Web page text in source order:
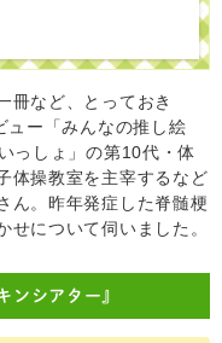
冊など、とっておき
ュー「みんなの推し絵
っしょ」の第10代・体
体操教室を主宰するなど
ん。昨年発症した脊髄梗
について伺いました。
ンシアター』